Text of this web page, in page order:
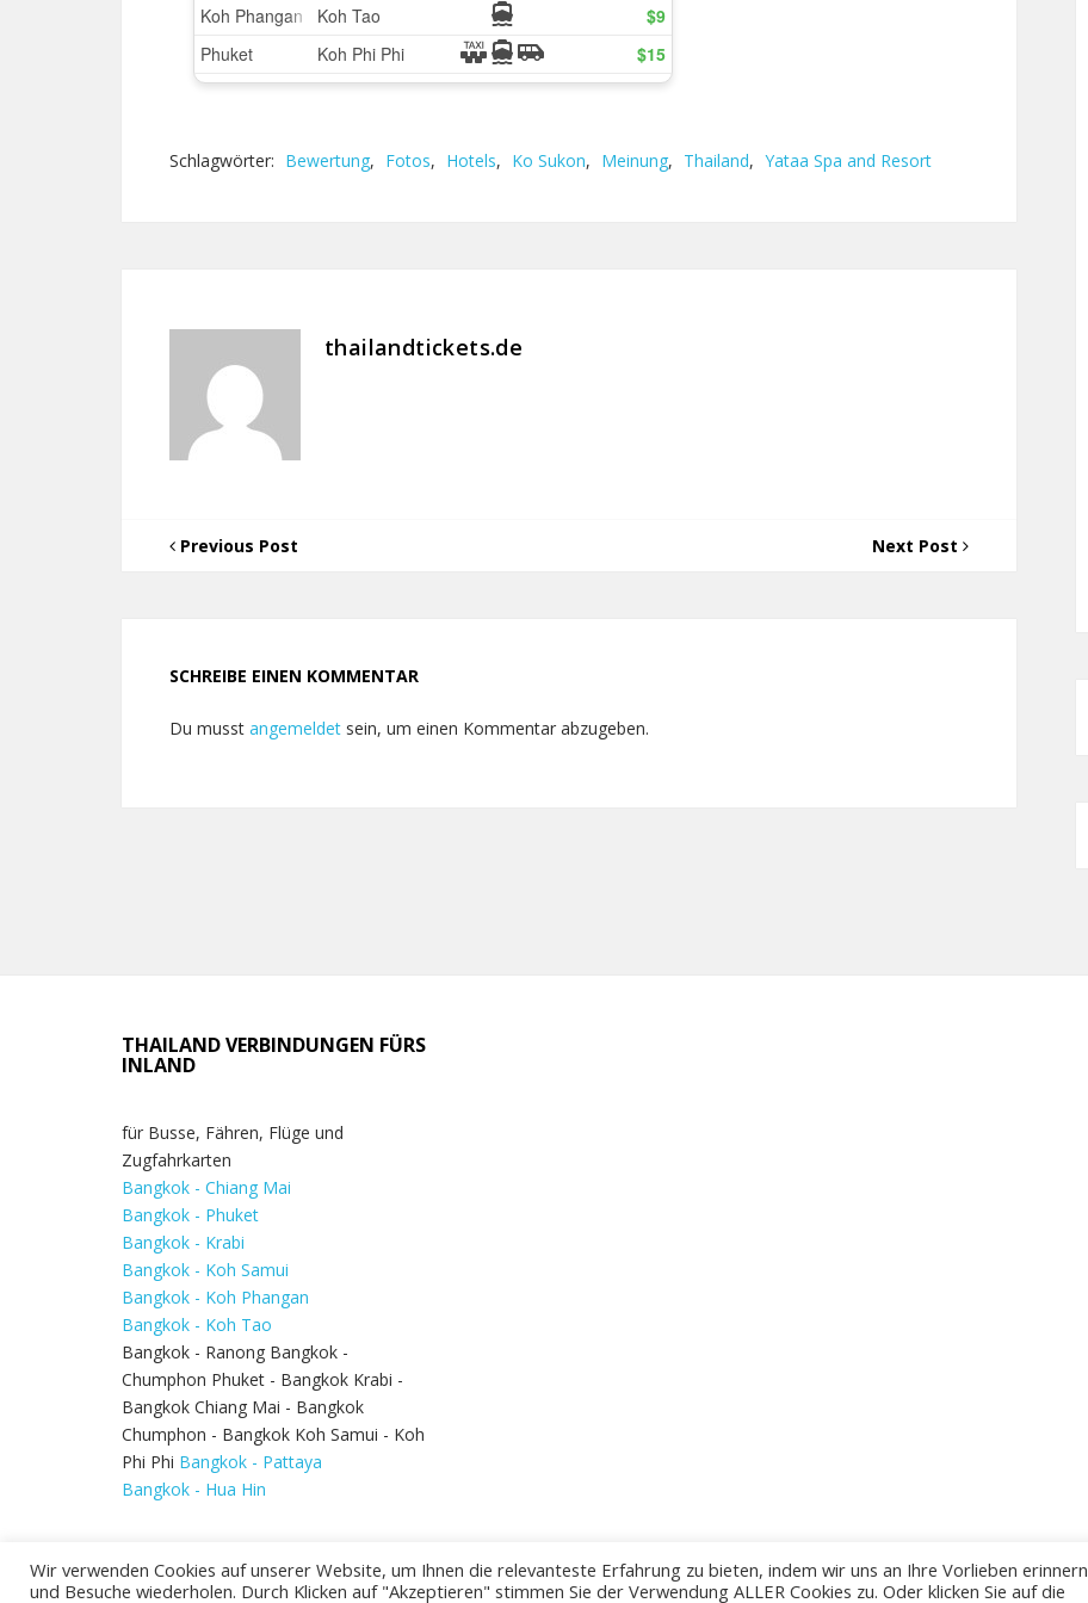
Schlagwörter: Bewertung, Fotos, Hotels, Ko Sukon, Meinung, Thailand, Yataa Spa and Resort
thailandtickets.de
Previous Post Next Post
SCHREIBE EINEN KOMMENTAR
Du musst angemeldet sein, um einen Kommentar abzugeben.
THAILAND VERBINDUNGEN FÜRS
INLAND
für Busse, Fähren, Flüge und
Zugfahrkarten
Bangkok - Chiang Mai
Bangkok - Phuket
Bangkok - Krabi
Bangkok - Koh Samui
Bangkok - Koh Phangan
Bangkok - Koh Tao
Bangkok - Ranong Bangkok -
Chumphon Phuket - Bangkok Krabi -
Bangkok Chiang Mai - Bangkok
Chumphon - Bangkok Koh Samui - Koh
Phi Phi Bangkok - Pattaya
Bangkok - Hua Hin
Wir verwenden Cookies auf unserer Website, um Ihnen die relevanteste Erfahrung zu bieten, indem wir uns an Ihre Vorlieben erinnern
und Besuche wiederholen. Durch Klicken auf "Akzeptieren" stimmen Sie der Verwendung ALLER Cookies zu. Oder klicken Sie auf die